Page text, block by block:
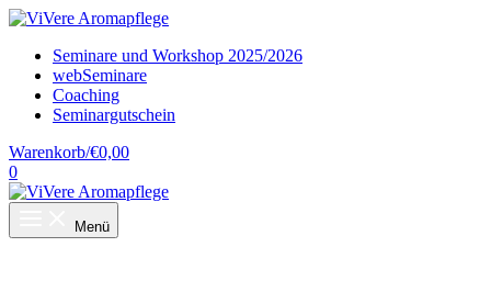
Zum
springenSeminare und Workshop 2025/2026
webSeminare
Coaching
Seminargutschein
Warenkorb/€0,00
0
Menü